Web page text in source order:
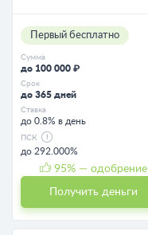
Первый бесплатно
Сумма
до 100 000 ₽
Срок
до 365 дней
Ставка
до 0.8% в день
ПСК
до 292.000%
95% — одобрение
Получить деньги